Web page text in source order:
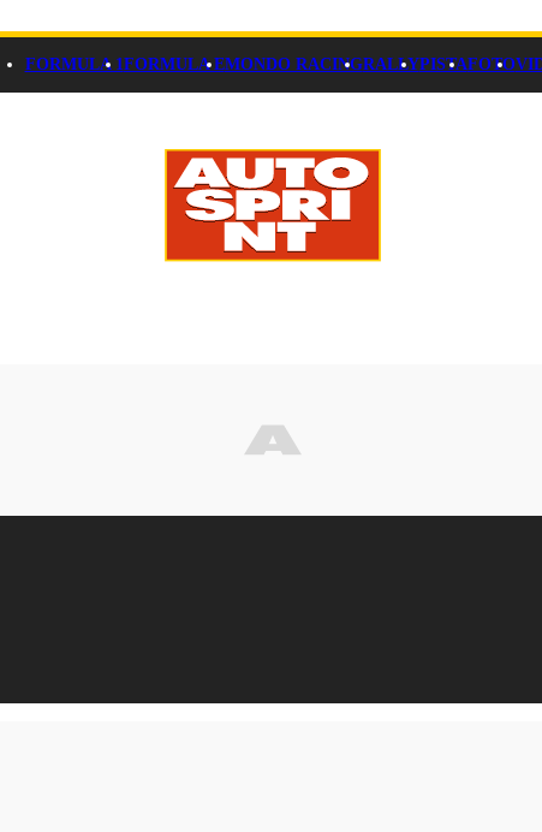
FORMULA 1FORMULA EMONDO RACINGRALLYPISTAFOTO